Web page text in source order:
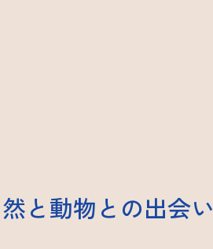
と動物との出会い